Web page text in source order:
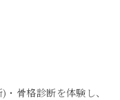
骨格診断を体験し、